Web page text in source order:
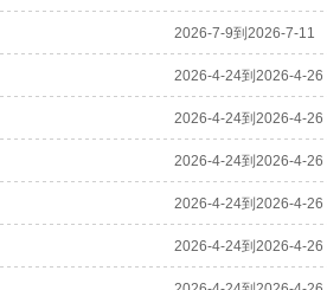
2026-7-9到2026-7-11
2026-4-24到2026-4-26
2026-4-24到2026-4-26
2026-4-24到2026-4-26
2026-4-24到2026-4-26
2026-4-24到2026-4-26